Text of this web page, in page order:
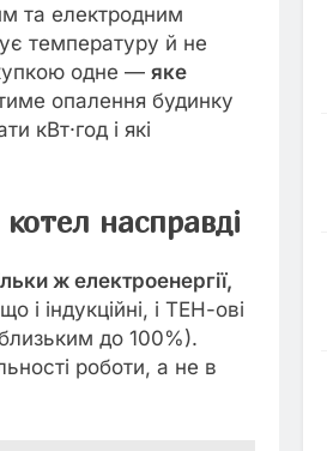
та електродним
температуру й не
одне — яке
опалення будинку
кВт·год і які
насправді
ж електроенергії,
і індукційні, і ТЕН-ові
до 100%).
роботи, а не в